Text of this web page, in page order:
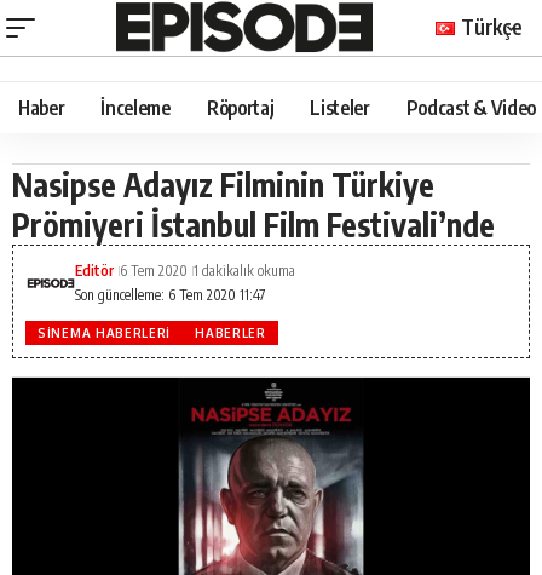
Türkçe
Haber İnceleme Röportaj Listeler Podcast & Video
Nasipse Adayız Filminin Türkiye
Prömiyeri İstanbul Film Festivali’nde
Son güncelleme: 6 Tem 2020 11:47
Editör 6 Tem 2020 1 dakikalık okuma
SINEMA HABERLERI HABERLER